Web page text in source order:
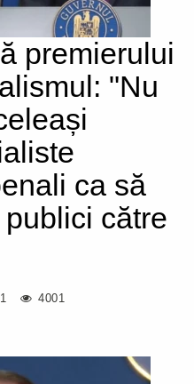
premierului
"Nu
ca să
către
4001